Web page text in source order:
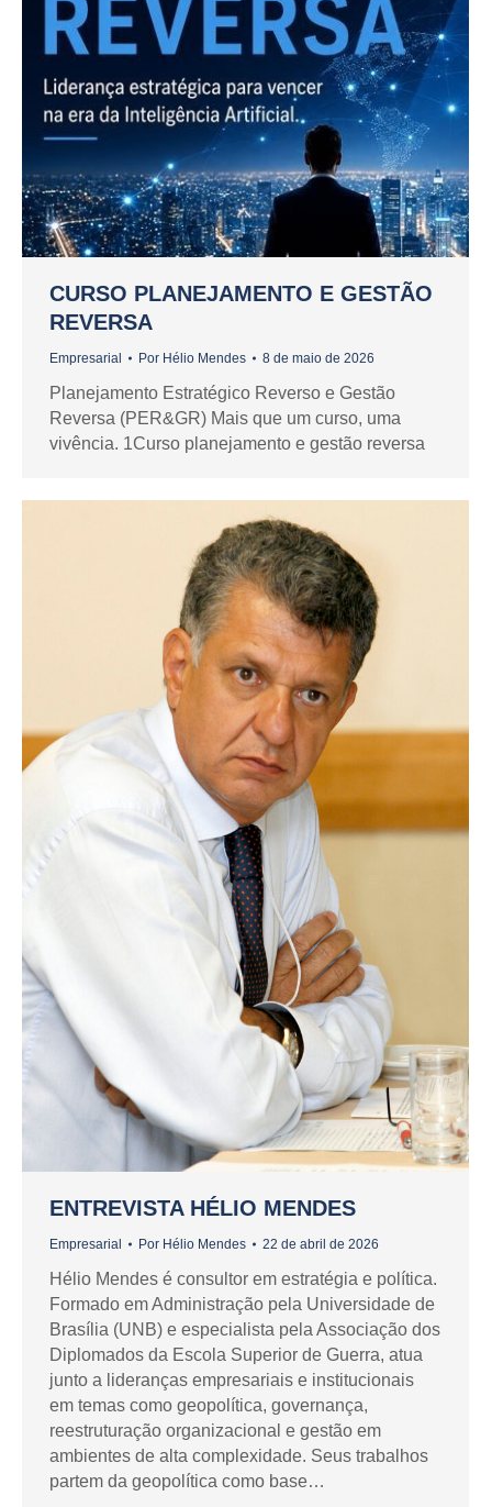
CURSO PLANEJAMENTO E GESTÃO
REVERSA
Empresarial Por Hélio Mendes 8 de maio de 2026
Planejamento Estratégico Reverso e Gestão
Reversa (PER&GR) Mais que um curso, uma
vivência. 1Curso planejamento e gestão reversa
ENTREVISTA HÉLIO MENDES
Empresarial Por Hélio Mendes 22 de abril de 2026
Hélio Mendes é consultor em estratégia e política.
Formado em Administração pela Universidade de
Brasília (UNB) e especialista pela Associação dos
Diplomados da Escola Superior de Guerra, atua
junto a lideranças empresariais e institucionais
em temas como geopolítica, governança,
reestruturação organizacional e gestão em
ambientes de alta complexidade. Seus trabalhos
partem da geopolítica como base…